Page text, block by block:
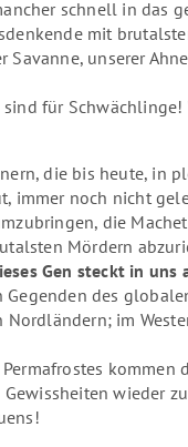
schnell in das
mit
Savanne, unserer
für Schwächlinge!
die bis heute, in
immer noch nicht
die
Mördern
Gen steckt in uns
des
im
kommen
wieder